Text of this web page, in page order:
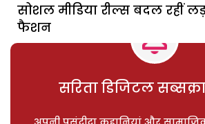
सोशल मीडिया रील्स बदल रहीं
फैशन
सरिता डिजिटल